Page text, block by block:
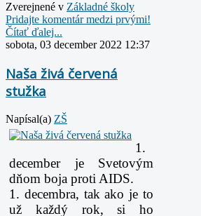
Zverejnené v Základné školy
Pridajte komentár medzi prvými!
Čítať ďalej...
sobota, 03 december 2022 12:37
Naša živá červená
stužka
Napísal(a) ZŠ
1.
december je Svetovým
dňom boja proti AIDS.
1. decembra, tak ako je to
už každý rok, si ho